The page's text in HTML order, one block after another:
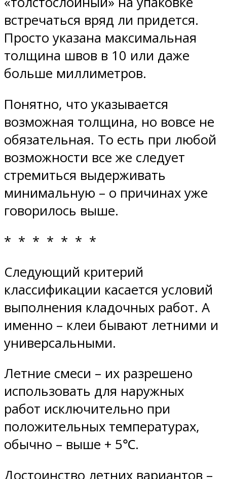
встречаться вряд ли придется.
Просто указана максимальная
толщина швов в 10 или даже
больше миллиметров.
Понятно, что указывается
возможная толщина, но вовсе не
обязательная. То есть при любой
возможности все же следует
стремиться выдерживать
минимальную – о причинах уже
говорилось выше.
* * * * * * *
Следующий критерий
классификации касается условий
выполнения кладочных работ. А
именно – клеи бывают летними и
универсальными.
Летние смеси – их разрешено
использовать для наружных
работ исключительно при
положительных температурах,
обычно – выше + 5℃.
Достоинство летних вариантов –